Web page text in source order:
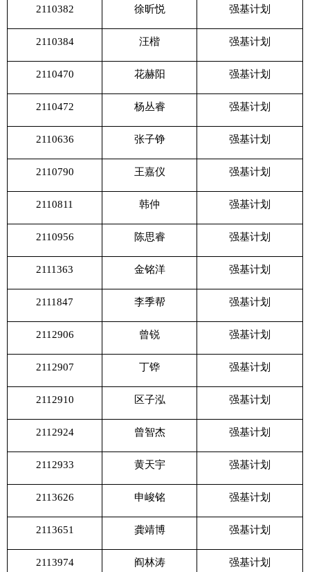
2110382 徐昕悦 强基计划
2110384 汪楷 强基计划
2110470 花赫阳 强基计划
2110472 杨丛睿 强基计划
2110636 张子铮 强基计划
2110790 王嘉仪 强基计划
2110811 韩仲 强基计划
2110956 陈思睿 强基计划
2111363 金铭洋 强基计划
2111847 李季帮 强基计划
2112906 曾锐 强基计划
2112907 丁铧 强基计划
2112910 区子泓 强基计划
2112924 曾智杰 强基计划
2112933 黄天宇 强基计划
2113626 申峻铭 强基计划
2113651 龚靖博 强基计划
2113974 阎林涛 强基计划